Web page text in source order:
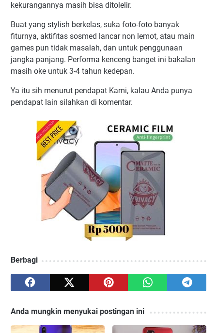
kekurangannya masih bisa ditolelir.
Buat yang stylish berkelas, suka foto-foto banyak
fiturnya, aktifitas sosmed lancar non lemot, atau main
games pun tidak masalah, dan untuk penggunaan
jangka panjang. Performa kenceng banget ini bakalan
masih oke untuk 3-4 tahun kedepan.
Ya itu sih menurut pendapat Kami, kalau Anda punya
pendapat lain silahkan di komentar.
Berbagi
Anda mungkin menyukai postingan ini